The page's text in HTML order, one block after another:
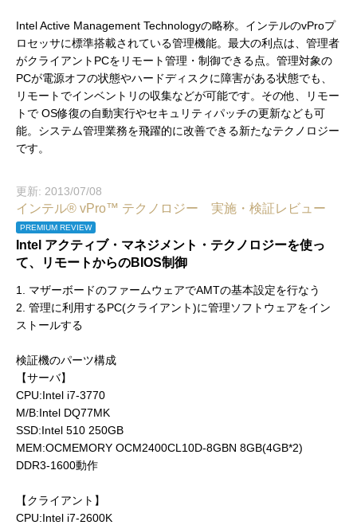
Intel Active Management Technologyの略称。インテルのvProプ
ロセッサに標準搭載されている管理機能。最大の利点は、管理者
がクライアントPCをリモート管理・制御できる点。管理対象の
PCが電源オフの状態やハードディスクに障害がある状態でも、
リモートでインベントリの収集などが可能です。その他、リモー
トで OS修復の自動実行やセキュリティパッチの更新なども可
能。システム管理業務を飛躍的に改善できる新たなテクノロジー
です。
更新: 2013/07/08
インテル® vPro™ テクノロジー 実施・検証レビュー
PREMIUM REVIEW
Intel アクティブ・マネジメント・テクノロジーを使っ
て、リモートからのBIOS制御
1. マザーボードのファームウェアでAMTの基本設定を行なう
2. 管理に利用するPC(クライアント)に管理ソフトウェアをイン
ストールする
検証機のパーツ構成
【サーバ】
CPU:Intel i7-3770
M/B:Intel DQ77MK
SSD:Intel 510 250GB
MEM:OCMEMORY OCM2400CL10D-8GBN 8GB(4GB*2)
DDR3-1600動作
【クライアント】
CPU:Intel i7-2600K